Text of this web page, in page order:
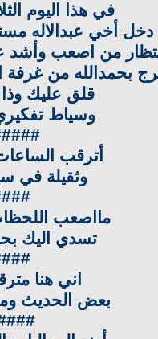
في هذا اليوم الثلاثاء 21/
دخل أخي عبدالاله
من اصعب وأشد
بحمدالله من غرفة
قلق عليك
وسياط
أترقب
وثقيلة في
مااصعب
تسدي اليك
اني هنا
بعض الحديث